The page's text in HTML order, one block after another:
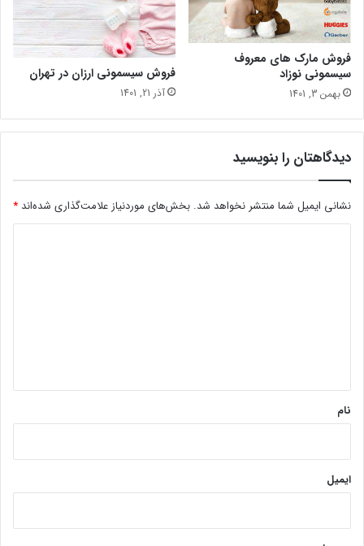
فروش مارک های معروف
سیسمونی نوزاد
بهمن 3, 1401
فروش سیسمونی ارزان در تهران
آذر 21, 1401
دیدگاهتان را بنویسید
نشانی ایمیل شما منتشر نخواهد شد. بخش‌های موردنیاز علامت‌گذاری شده‌اند *
نام
ایمیل